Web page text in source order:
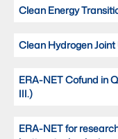
Clean Energy
Clean Hydrogen
ERA-NET Cofund in
III.)
ERA-NET for